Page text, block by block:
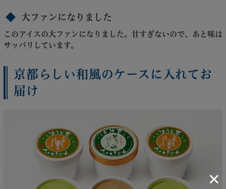
大ファンになりました
このアイスの大ファンになりました。甘すぎないので、あと味は
サッパリしています。
京都らしい和風のケースに入れてお
届け